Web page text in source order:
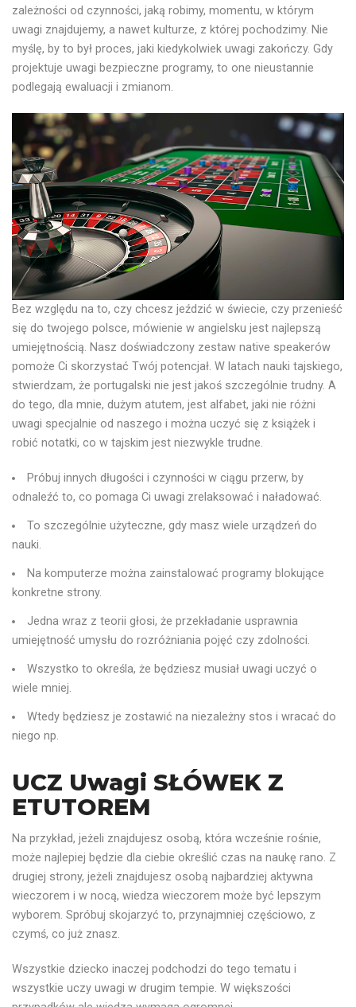
zależności od czynności, jaką robimy, momentu, w którym
uwagi znajdujemy, a nawet kulturze, z której pochodzimy. Nie
myślę, by to był proces, jaki kiedykolwiek uwagi zakończy. Gdy
projektuje uwagi bezpieczne programy, to one nieustannie
podlegają ewaluacji i zmianom.
Bez względu na to, czy chcesz jeździć w świecie, czy przenieść
się do twojego polsce, mówienie w angielsku jest najlepszą
umiejętnością. Nasz doświadczony zestaw native speakerów
pomoże Ci skorzystać Twój potencjał. W latach nauki tajskiego,
stwierdzam, że portugalski nie jest jakoś szczególnie trudny. A
do tego, dla mnie, dużym atutem, jest alfabet, jaki nie różni
uwagi specjalnie od naszego i można uczyć się z książek i
robić notatki, co w tajskim jest niezwykle trudne.
Próbuj innych długości i czynności w ciągu przerw, by
odnaleźć to, co pomaga Ci uwagi zrelaksować i naładować.
To szczególnie użyteczne, gdy masz wiele urządzeń do
nauki.
Na komputerze można zainstalować programy blokujące
konkretne strony.
Jedna wraz z teorii głosi, że przekładanie usprawnia
umiejętność umysłu do rozróżniania pojęć czy zdolności.
Wszystko to określa, że ​​będziesz musiał uwagi uczyć o
wiele mniej.
Wtedy będziesz je zostawić na niezależny stos i wracać do
niego np.
UCZ Uwagi SŁÓWEK Z
ETUTOREM
Na przykład, jeżeli znajdujesz osobą, która wcześnie rośnie,
może najlepiej będzie dla ciebie określić czas na naukę rano. Z
drugiej strony, jeżeli znajdujesz osobą najbardziej aktywna
wieczorem i w nocą, wiedza wieczorem może być lepszym
wyborem. Spróbuj skojarzyć to, przynajmniej częściowo, z
czymś, co już znasz.
Wszystkie dziecko inaczej podchodzi do tego tematu i
wszystkie uczy uwagi w drugim tempie. W większości